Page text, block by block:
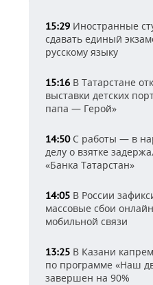
15:29 Иностранные
сдавать единый
русскому языку
15:16 В Татарстане
выставки детских
папа — Герой»
14:50С работы — в
делу о взятке
«Банка Татарстан»
14:05 В России
массовые сбои
мобильной связи
13:25 В Казани
по программе «Наш
завершен на 90%